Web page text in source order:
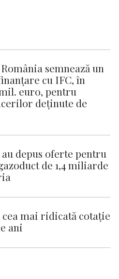
semnează un
cu IFC, în
euro, pentru
deținute de
depus oferte pentru
de 1,4 miliarde
mai ridicată cotaţie
ani